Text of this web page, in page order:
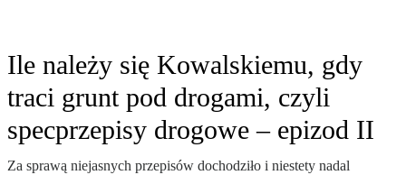
Ile należy się Kowalskiemu, gdy
traci grunt pod drogami, czyli
specprzepisy drogowe – epizod II
Za sprawą niejasnych przepisów dochodziło i niestety nadal